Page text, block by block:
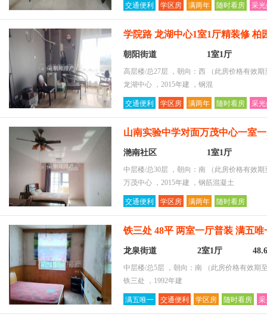
交通便利 学区房 满两年 随时看房 采
学院路 龙湖中心1室1厅精装修 柏
朝阳街道 1室1厅
高层楼/总27层 ，朝向：西
（此房价格有效
龙湖中心 ，2015年建 ，钢混
交通便利 学区房 满两年 随时看房 采
山南实验中学对面万茂中心一室
滟南社区 1室1厅
中层楼/总30层 ，朝向：南
（此房价格有效
万茂中心 ，2015年建 ，钢筋混凝土
交通便利 学区房 满两年 随时看房
铁三处 48平 两室一厅普装 满五
龙泉街道 2室1厅
中层楼/总5层 ，朝向：南
（此房价格有效期
铁三处 ，1992年建
满五唯一 交通便利 学区房 随时看房